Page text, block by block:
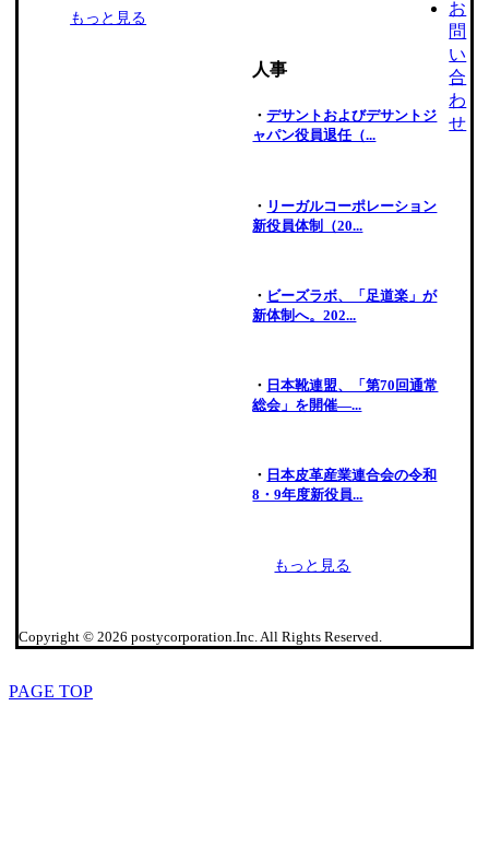
もっと見る
人事
・デサントおよびデサントジ
ャパン役員退任（...
・ リーガルコーポレーション
新役員体制（20...
・ ビーズラボ、「足道楽」が
新体制へ。202...
・ 日本靴連盟、「第70回通常
総会」を開催―...
・ 日本皮革産業連合会の令和
8・9年度新役員...
もっと見る
お
問
い
合
わ
せ
Copyright © 2026 postycorporation.Inc. All Rights Reserved.
PAGE TOP